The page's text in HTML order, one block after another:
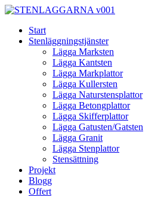
Skip
contentStart
Stenläggningstjänster
Lägga Marksten
Lägga Kantsten
Lägga Markplattor
Lägga Kullersten
Lägga Naturstensplattor
Lägga Betongplattor
Lägga Skifferplattor
Lägga Gatusten/Gatsten
Lägga Granit
Lägga Stenplattor
Stensättning
Projekt
Blogg
Offert